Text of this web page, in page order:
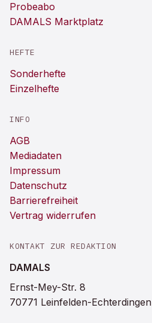
Probeabo
DAMALS Marktplatz
HEFTE
Sonderhefte
Einzelhefte
INFO
AGB
Mediadaten
Impressum
Datenschutz
Barrierefreiheit
Vertrag widerrufen
KONTAKT ZUR REDAKTION
DAMALS
Ernst-Mey-Str. 8
70771 Leinfelden-Echterdingen